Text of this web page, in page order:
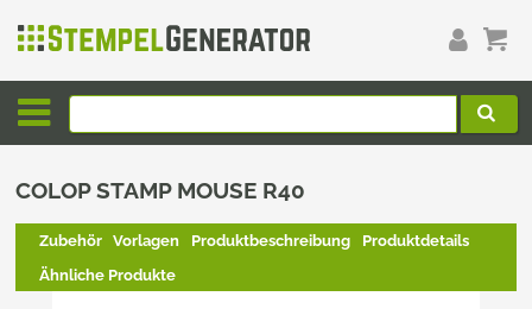
COLOP STAMP MOUSE R40
Zubehör Vorlagen Produktbeschreibung
Produktdetails
Ähnliche Produkte